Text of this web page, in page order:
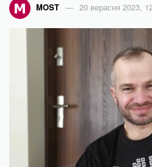
MOST 20 верасня 2023,